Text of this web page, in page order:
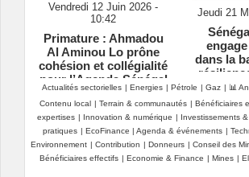
Vendredi 12 Juin 2026 -
10:42
Primature : Ahmadou
Al Aminou Lo prône
cohésion et collégialité
pour l’Agenda Sénégal
2050
Jeudi 21
dans la
Actualités sectorielles | Energies | Pétrole | Gaz | 📊
Contenu local | Terrain & communautés | Bénéficiaires
expertises | Innovation & numérique | Investissements
pratiques | EcoFinance | Agenda & événements |
Environnement | Contribution | Donneurs | Conseil des
Bénéficiaires effectifs | Economie & Finance | Mines |